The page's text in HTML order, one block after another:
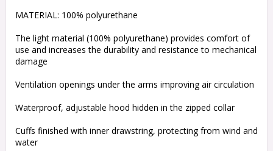
MATERIAL: 100% polyurethane
The light material (100% polyurethane) provides comfort of
use and increases the durability and resistance to mechanical
damage
Ventilation openings under the arms improving air circulation
Waterproof, adjustable hood hidden in the zipped collar
Cuffs finished with inner drawstring, protecting from wind and
water